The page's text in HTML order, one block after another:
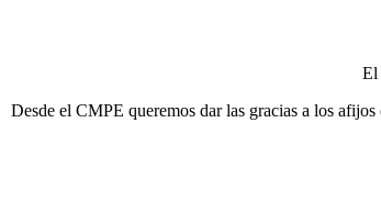
El
Desde el CMPE queremos dar las gracias a los afijos